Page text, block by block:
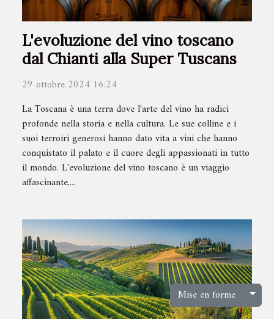
L'evoluzione del vino toscano
dal Chianti alla Super Tuscans
29 ottobre 2024 16:24
La Toscana è una terra dove l'arte del vino ha radici
profonde nella storia e nella cultura. Le sue colline e i
suoi terroiri generosi hanno dato vita a vini che hanno
conquistato il palato e il cuore degli appassionati in tutto
il mondo. L'evoluzione del vino toscano è un viaggio
affascinante,...
Mise en forme